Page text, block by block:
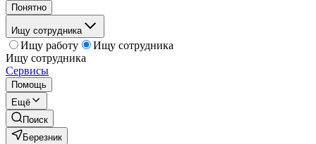
Понятно
Ищу сотрудника
Ищу работу
Ищу сотрудника
Ищу сотрудника
Сервисы
Помощь
Ещё
Поиск
Березник